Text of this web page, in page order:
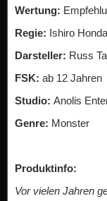
Wertung:
Regie: Ishiro Honda
Darsteller: Russ
FSK: ab 12 Jahren
Studio: Anolis
Genre: Monster
Produktinfo:
Vor vielen Jahren